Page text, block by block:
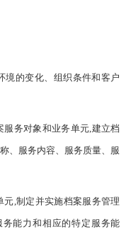
境的变化、组织条件和客户
服务对象和业务单元,建立档
、服务内容、服务质量、服
元,制定并实施档案服务管理
能力和相应的特定服务能